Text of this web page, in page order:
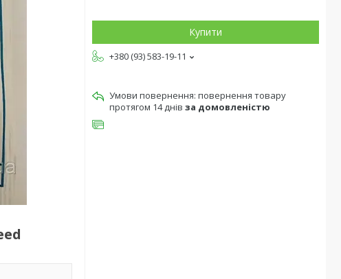
Купити
+380 (93) 583-19-11
повернення товару
протягом 14 днів за домовленістю